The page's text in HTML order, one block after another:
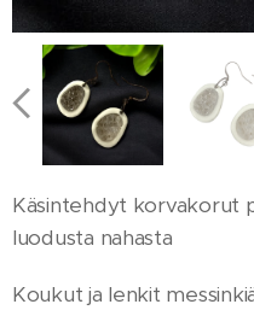
Käsintehdyt korvakorut
luodusta nahasta
Koukut ja lenkit